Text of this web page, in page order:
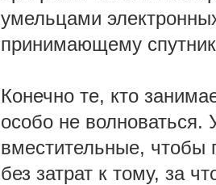
умельцами
принимающему
Конечно те, кто
особо не волноваться.
вместительные, чтобы
без затрат к тому, за